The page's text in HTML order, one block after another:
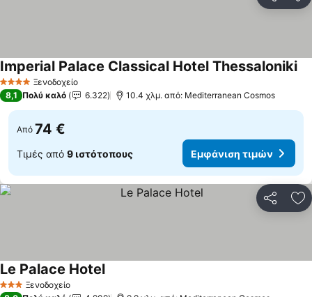
4 ΑστέριαΞενοδοχείο
Imperial Palace Classical Hotel Thessaloniki
8,1 Πολύ καλό 6.322 10.4 χλμ. από: Mediterranean Cosmos
Από 74 €
Τιμές από 9 ιστότοπους Εμφάνιση τιμών
3 ΑστέριαΞενοδοχείο
Le Palace Hotel